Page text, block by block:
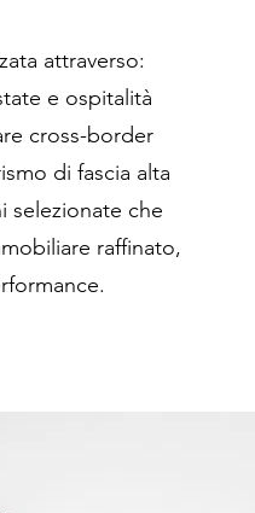
attraverso:
e ospitalità
cross-border
di fascia alta
selezionate che
raffinato,